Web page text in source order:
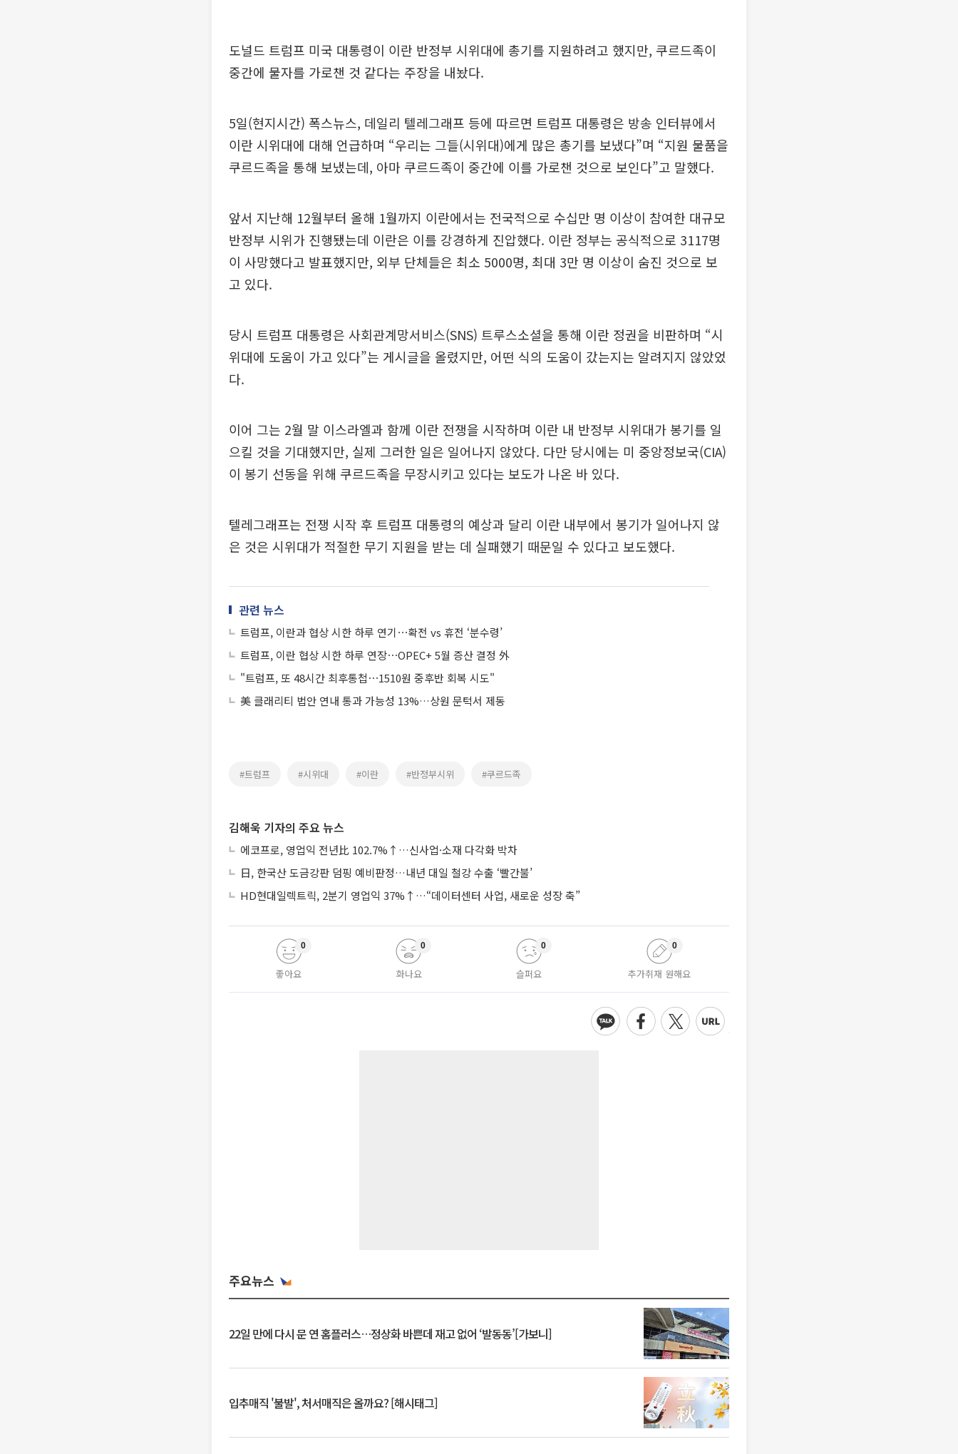
도널드 트럼프 미국 대통령이 이란 반정부 시위대에 총기를 지원하려고 했지만, 쿠르드족이
중간에 물자를 가로챈 것 같다는 주장을 내놨다.
5일(현지시간) 폭스뉴스, 데일리 텔레그래프 등에 따르면 트럼프 대통령은 방송 인터뷰에서
이란 시위대에 대해 언급하며 “우리는 그들(시위대)에게 많은 총기를 보냈다”며 “지원 물품을
쿠르드족을 통해 보냈는데, 아마 쿠르드족이 중간에 이를 가로챈 것으로 보인다”고 말했다.
앞서 지난해 12월부터 올해 1월까지 이란에서는 전국적으로 수십만 명 이상이 참여한 대규모
반정부 시위가 진행됐는데 이란은 이를 강경하게 진압했다. 이란 정부는 공식적으로 3117명
이 사망했다고 발표했지만, 외부 단체들은 최소 5000명, 최대 3만 명 이상이 숨진 것으로 보
고 있다.
당시 트럼프 대통령은 사회관계망서비스(SNS) 트루스소셜을 통해 이란 정권을 비판하며 “시
위대에 도움이 가고 있다”는 게시글을 올렸지만, 어떤 식의 도움이 갔는지는 알려지지 않았었
다.
이어 그는 2월 말 이스라엘과 함께 이란 전쟁을 시작하며 이란 내 반정부 시위대가 봉기를 일
으킬 것을 기대했지만, 실제 그러한 일은 일어나지 않았다. 다만 당시에는 미 중앙정보국(CIA)
이 봉기 선동을 위해 쿠르드족을 무장시키고 있다는 보도가 나온 바 있다.
텔레그래프는 전쟁 시작 후 트럼프 대통령의 예상과 달리 이란 내부에서 봉기가 일어나지 않
은 것은 시위대가 적절한 무기 지원을 받는 데 실패했기 때문일 수 있다고 보도했다.
관련 뉴스
트럼프, 이란과 협상 시한 하루 연기⋯확전 vs 휴전 ‘분수령’
트럼프, 이란 협상 시한 하루 연장⋯OPEC+ 5월 증산 결정 外
"트럼프, 또 48시간 최후통첩⋯1510원 중후반 회복 시도"
美 클래리티 법안 연내 통과 가능성 13%…상원 문턱서 제동
#트럼프 #시위대 #이란 #반정부시위 #쿠르드족
김해욱 기자의 주요 뉴스
에코프로, 영업익 전년比 102.7%↑…신사업·소재 다각화 박차
日, 한국산 도금강판 덤핑 예비판정…내년 대일 철강 수출 ‘빨간불’
HD현대일렉트릭, 2분기 영업익 37%↑…“데이터센터 사업, 새로운 성장 축”
좋아요
0
화나요
0
슬퍼요
0
추가취재 원해요
0
주요뉴스
22일 만에 다시 문 연 홈플러스…정상화 바쁜데 재고 없어 ‘발동동’[가보니]
입추매직 '불발', 처서매직은 올까요? [해시태그]